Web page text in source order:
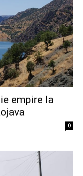
empire la
0